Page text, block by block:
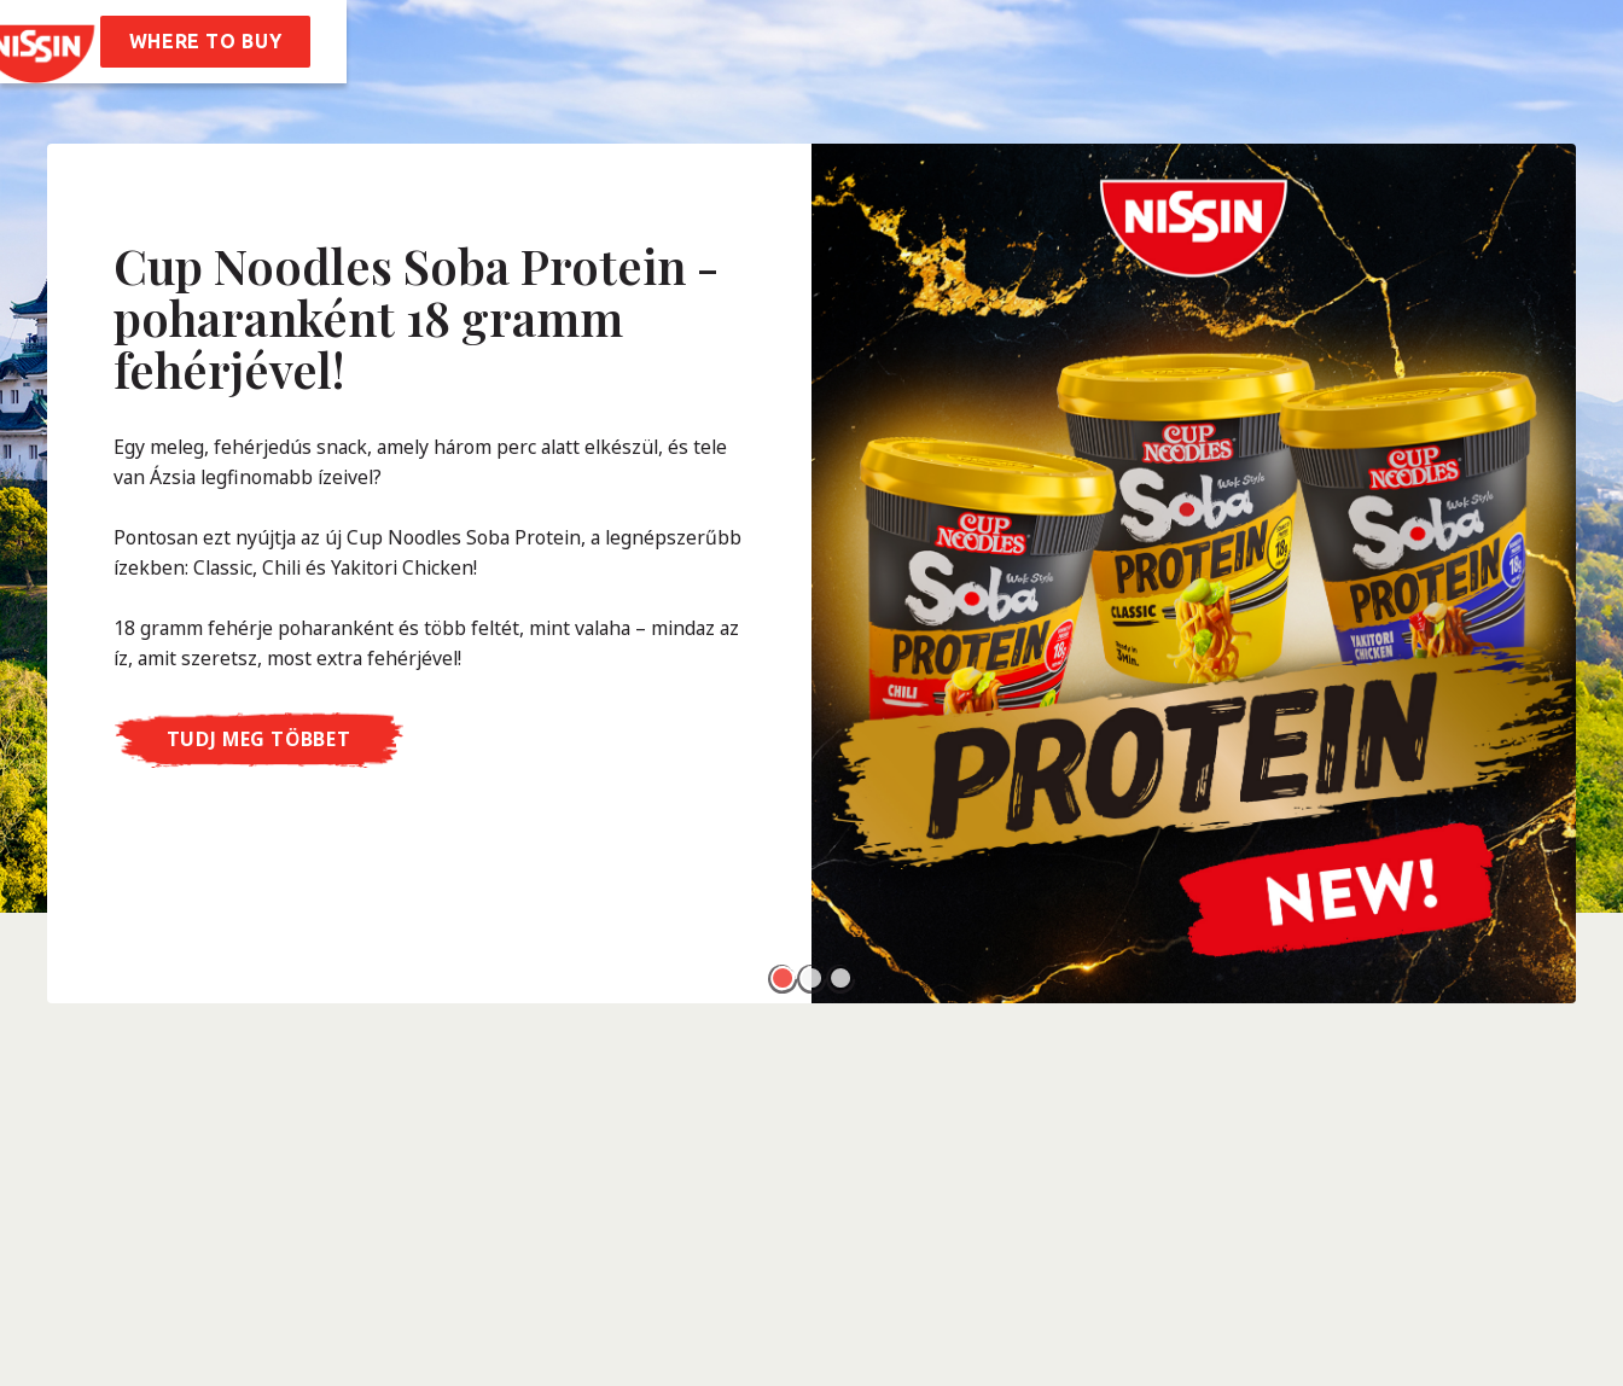
WHERE TO BUY
Vállalati Értékeink
Cup Noodles Soba Protein -
poharanként 18 gramm
fehérjével!
Egy meleg, fehérjedús snack, amely három perc alatt elkészül, és tele
van Ázsia legfinomabb ízeivel?
Pontosan ezt nyújtja az új Cup Noodles Soba Protein, a legnépszerűbb
ízekben: Classic, Chili és Yakitori Chicken!
18 gramm fehérje poharanként és több feltét, mint valaha – mindaz az
íz, amit szeretsz, most extra fehérjével!
TUDJ MEG TÖBBET